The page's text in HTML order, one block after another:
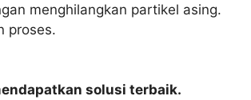
menghilangkan partikel asing.
proses.
solusi terbaik.